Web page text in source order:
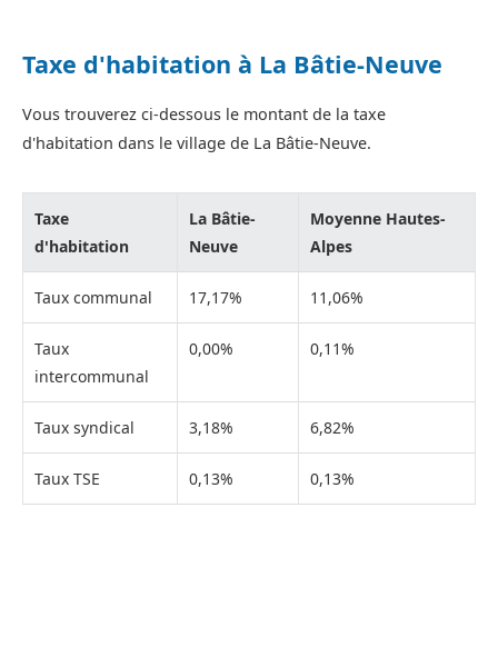
Taxe d'habitation à La Bâtie-Neuve
Vous trouverez ci-dessous le montant de la taxe
d'habitation dans le village de La Bâtie-Neuve.
Taxe
d'habitation
La Bâtie-
Neuve
Moyenne Hautes-
Alpes
Taux communal 17,17% 11,06%
Taux
intercommunal
0,00% 0,11%
Taux syndical 3,18% 6,82%
Taux TSE 0,13% 0,13%